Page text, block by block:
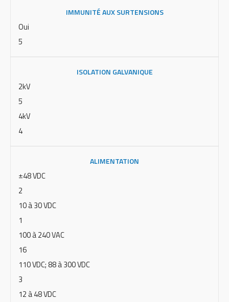
IMMUNITÉ AUX SURTENSIONS
Oui
5
ISOLATION GALVANIQUE
2kV
5
4kV
4
ALIMENTATION
±48 VDC
2
10 à 30 VDC
1
100 à 240 VAC
16
110 VDC; 88 à 300 VDC
3
12 à 48 VDC